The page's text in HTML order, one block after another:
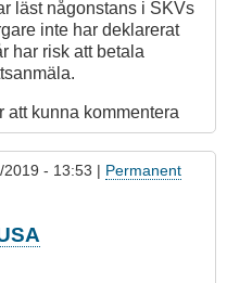
läst någonstans i SKVs
inte har deklarerat
har risk att betala
att kunna kommentera
- 13:53 | Permanent